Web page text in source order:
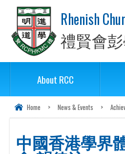
Rhenish
禮賢會
About RCC
Home > News & Events >
中國香港學界